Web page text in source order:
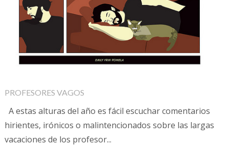
PROFESORES VAGOS
A estas alturas del año es fácil escuchar comentarios
hirientes, irónicos o malintencionados sobre las largas
vacaciones de los profesor...